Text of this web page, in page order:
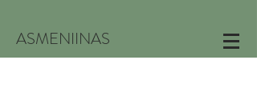
ASMENIINAS